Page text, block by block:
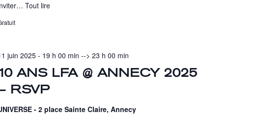
Tout lire
ANS LFA @ ANNECY 2025
RSVP
juin 2025 - 19 h 00 min -->23 h 00 min
- 2 place Sainte Claire, Annecy